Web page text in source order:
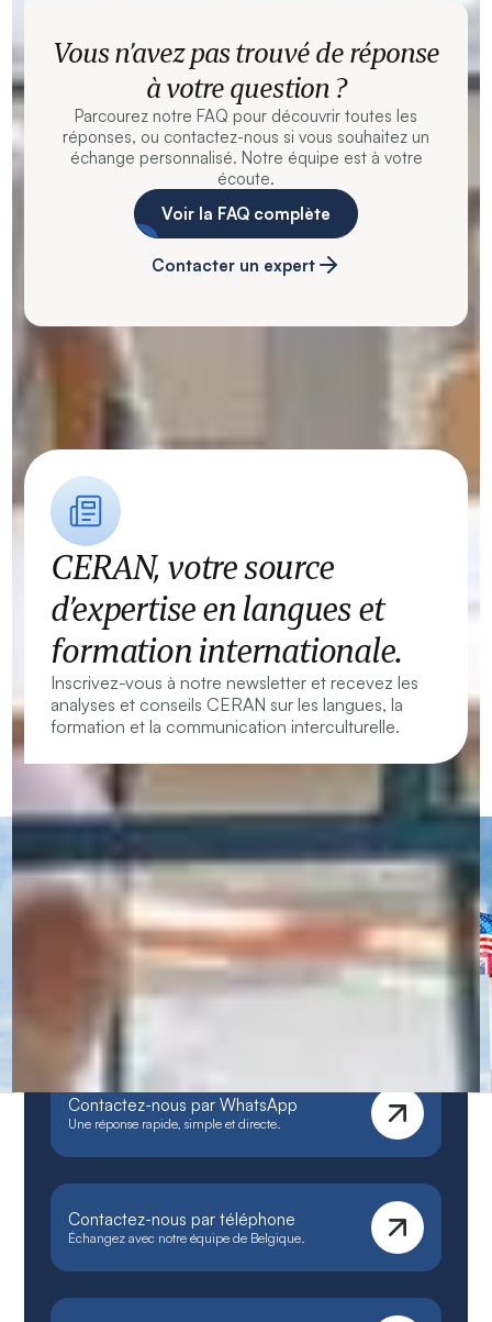
Vous n’avez pas trouvé de réponse
à votre question ?
Parcourez notre FAQ pour découvrir toutes les
réponses, ou contactez-nous si vous souhaitez un
échange personnalisé. Notre équipe est à votre
écoute.
Voir la FAQ complète
Contacter un expert
CERAN, votre source
d’expertise en langues et
formation internationale.
Inscrivez-vous à notre newsletter et recevez les
analyses et conseils CERAN sur les langues, la
formation et la communication interculturelle.
CERAN – Centres de langues et
formations immersives
Notre méthode unique, immersive et personnalisée
garantit une progression rapide et durable.
Contactez-nous par WhatsApp
Une réponse rapide, simple et directe.
Contactez-nous par téléphone
Échangez avec notre équipe de Belgique.